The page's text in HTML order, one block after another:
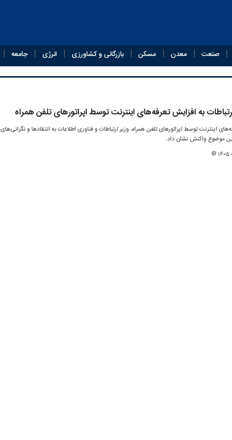
صنعت معدن مسکن بازرگانی و کشاورزی انرژی جامعه
به افزایش تعرفه‌های اینترنت توسط اپراتورهای تلفن همراه
اینترنت توسط اپراتورهای تلفن همراه، وزیر ارتباطات و فناوری اطلاعات به انتقادها و نگرانی‌های
موضوع واکنش نشان داد.